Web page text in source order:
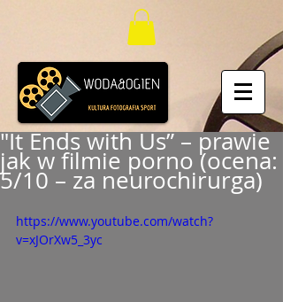
"It Ends with Us” – prawie
jak w filmie porno (ocena:
5/10 – za neurochirurga)
https://www.youtube.com/watch?
v=xJOrXw5_3yc